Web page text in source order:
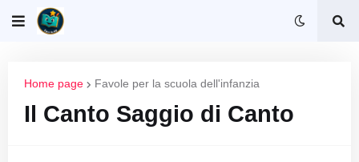
Home page Favole per la scuola dell'infanzia
Il Canto Saggio di Canto